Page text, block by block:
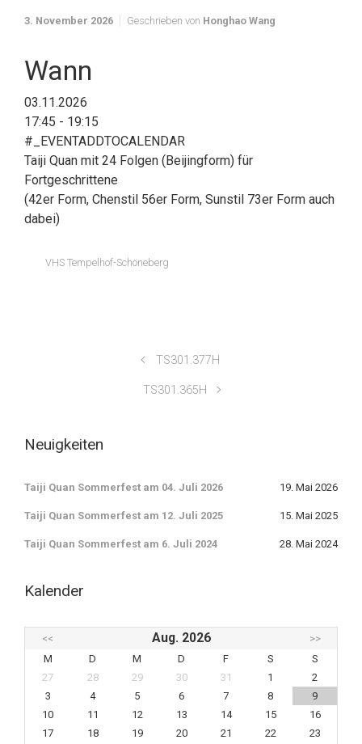
3. November 2026 Geschrieben von Honghao Wang
Wann
03.11.2026
17:45 - 19:15
#_EVENTADDTOCALENDAR
Taiji Quan mit 24 Folgen (Beijingform) für
Fortgeschrittene
(42er Form, Chenstil 56er Form, Sunstil 73er Form auch
dabei)
VHS Tempelhof-Schöneberg
TS301.377H
TS301.365H
Neuigkeiten
Taiji Quan Sommerfest am 04. Juli 2026 19. Mai 2026
Taiji Quan Sommerfest am 12. Juli 2025 15. Mai 2025
Taiji Quan Sommerfest am 6. Juli 2024 28. Mai 2024
Kalender
<< Aug. 2026
>>
M
D M D F S
S
27
28 29 30 31 1
2
3
4 5 6 7 8
9
10
11 12 13 14 15
16
17
18 19 20 21 22 23